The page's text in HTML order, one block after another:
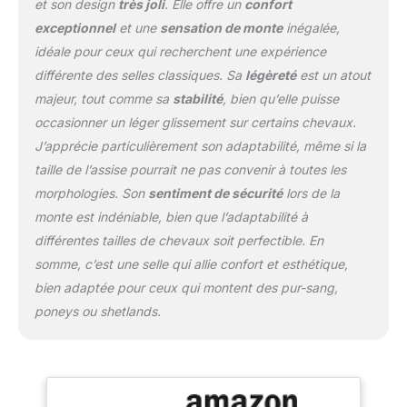
dos du cheval sont
entièrement en peau
d’agneau. La doublure
fabriquée d’une mousse
composée garantie un
maximum de confort.
Les anneaux d’acier
permettent la fixation
d’étriers. La selle est
laver et sèche linge.
PEAU D’AGNEAU
MÉDICALE: La peau
d’agneau médicale du
diffusée de manière
uniforme et régulière,
et son design très joli. Elle offre un confort
exceptionnelet une sensation de monteinégalée,
idéale pour ceux qui recherchent une expérience
différente des selles classiques. Sa légèretéest un atout
majeur, tout comme sa stabilité, bien qu’elle puisse
occasionner un léger glissement sur certains chevaux.
J’apprécie particulièrement son adaptabilité, même si la
taille de l’assise pourrait ne pas convenir à toutes les
morphologies. Son sentiment de sécuritélors de la
monte est indéniable, bien que l’adaptabilité à
différentes tailles de chevaux soit perfectible. En
somme, c’est une selle qui allie confort et esthétique,
bien adaptée pour ceux qui montent des pur-sang,
poneys ou shetlands.